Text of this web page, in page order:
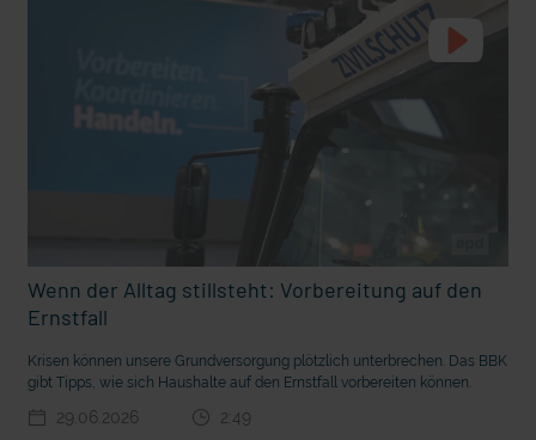
Wenn der Alltag stillsteht: Vorbereitung auf den
Ernstfall
Krisen können unsere Grundversorgung plötzlich unterbrechen. Das BBK
gibt Tipps, wie sich Haushalte auf den Ernstfall vorbereiten können.
29.06.2026 2:49